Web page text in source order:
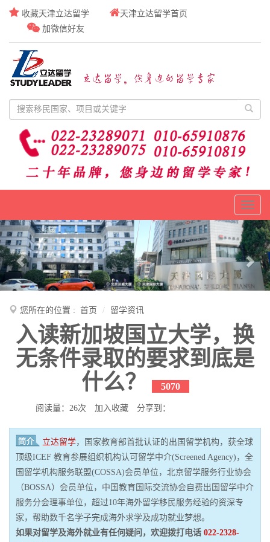
收藏天津立达留学
天津立达留学首页
加微信好友
Toggle
Previous
您所在的位置 : 首页 留学资讯
入读新加坡国立大学，换
无条件录取的要求到底是
什么？
5070
阅读量：26次 加入收藏 分享到：
立达留学，国家教育部首批认证的出国留学机构，获全球
顶级ICEF 教育参展组织机构认可留学中介(Screened Agency)，全
国留学机构服务联盟(COSSA)会员单位，北京留学服务行业协会
（BOSSA）会员单位，中国教育国际交流协会自费出国留学中介
服务分会理事单位，超过10年海外留学移民服务经验的资深专
家，帮助数千名学子完成海外求学及成功就业梦想。
如果对留学及海外就业有任何疑问，欢迎拨打电话 022-2328-